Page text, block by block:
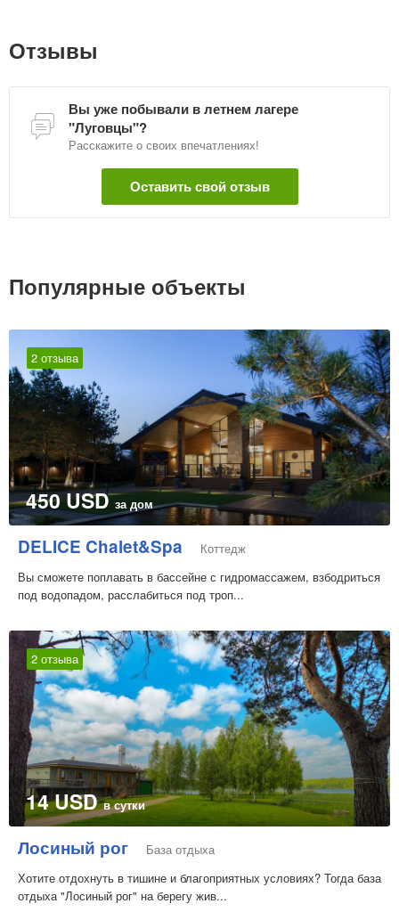
Дата обновления: 24 мая 2019
Отзывы
Вы уже побывали в летнем лагере
"Луговцы"?
Расскажите о своих впечатлениях!
Оставить свой отзыв
Популярные объекты
2 отзыва
450 USDза дом
DELICE Chalet&Spa
Коттедж
Вы сможете поплавать в бассейне с гидромассажем, взбодриться
под водопадом, расслабиться под троп...
2 отзыва
14 USDв сутки
Лосиный рог
База отдыха
Хотите отдохнуть в тишине и благоприятных условиях? Тогда база
отдыха "Лосиный рог" на берегу жив...